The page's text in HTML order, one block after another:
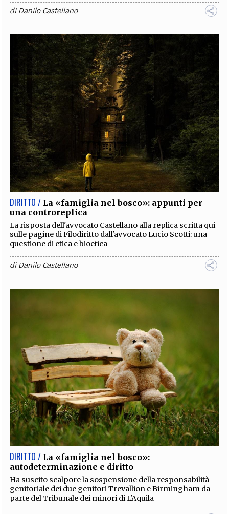
diDanilo Castellano
DIRITTO / La «famiglia nel bosco»: appunti per
una controreplica
La risposta dell'avvocato Castellano alla replica scritta qui
sulle pagine di Filodiritto dall'avvocato Lucio Scotti: una
questione di etica e bioetica
diDanilo Castellano
DIRITTO / La «famiglia nel bosco»:
autodeterminazione e diritto
Ha suscito scalpore la sospensione della responsabilità
genitoriale dei due genitori Trevallion e Birmingham da
parte del Tribunale dei minori di L'Aquila